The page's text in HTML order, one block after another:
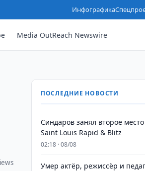
Инфографика
Media OutReach Newswire
ПОСЛЕДНИЕ НОВОСТИ
Синдаров занял второе
Saint Louis Rapid & Blitz
02:18 · 08/08
Умер актёр, режиссёр и